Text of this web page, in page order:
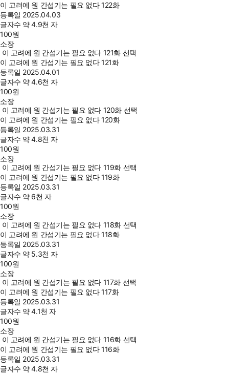
이 고려에 원 간섭기는 필요 없다 122화
등록일 2025.04.03
글자수 약 4.9천 자
100원
소장
이 고려에 원 간섭기는 필요 없다 121화 선택
이 고려에 원 간섭기는 필요 없다 121화
등록일 2025.04.01
글자수 약 4.6천 자
100원
소장
이 고려에 원 간섭기는 필요 없다 120화 선택
이 고려에 원 간섭기는 필요 없다 120화
등록일 2025.03.31
글자수 약 4.8천 자
100원
소장
이 고려에 원 간섭기는 필요 없다 119화 선택
이 고려에 원 간섭기는 필요 없다 119화
등록일 2025.03.31
글자수 약 6천 자
100원
소장
이 고려에 원 간섭기는 필요 없다 118화 선택
이 고려에 원 간섭기는 필요 없다 118화
등록일 2025.03.31
글자수 약 5.3천 자
100원
소장
이 고려에 원 간섭기는 필요 없다 117화 선택
이 고려에 원 간섭기는 필요 없다 117화
등록일 2025.03.31
글자수 약 4.1천 자
100원
소장
이 고려에 원 간섭기는 필요 없다 116화 선택
이 고려에 원 간섭기는 필요 없다 116화
등록일 2025.03.31
글자수 약 4.8천 자